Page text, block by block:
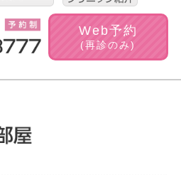
Web予約
(再診のみ)